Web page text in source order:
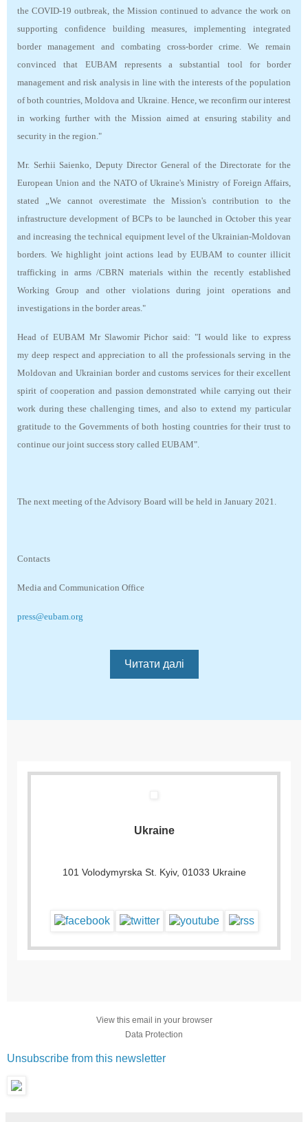
the COVID-19 outbreak, the Mission continued to advance the work on
supporting confidence building measures, implementing integrated
border management and combating cross-border crime. We remain
convinced that EUBAM represents a substantial tool for border
management and risk analysis in line with the interests of the population
of both countries, Moldova and Ukraine. Hence, we reconfirm our interest
in working further with the Mission aimed at ensuring stability and
security in the region."
Mr. Serhii Saienko, Deputy Director General of the Directorate for the
European Union and the NATO of Ukraine's Ministry of Foreign Affairs,
stated „We cannot overestimate the Mission's contribution to the
infrastructure development of BCPs to be launched in October this year
and increasing the technical equipment level of the Ukrainian-Moldovan
borders. We highlight joint actions lead by EUBAM to counter illicit
trafficking in arms /CBRN materials within the recently established
Working Group and other violations during joint operations and
investigations in the border areas."
Head of EUBAM Mr Slawomir Pichor said: "I would like to express
my deep respect and appreciation to all the professionals serving in the
Moldovan and Ukrainian border and customs services for their excellent
spirit of cooperation and passion demonstrated while carrying out their
work during these challenging times, and also to extend my particular
gratitude to the Governments of both hosting countries for their trust to
continue our joint success story called EUBAM".
The next meeting of the Advisory Board will be held in January 2021.
Contacts
Media and Communication Office
press@eubam.org
Читати далі
Ukraine
101 Volodymyrska St. Kyiv, 01033 Ukraine
View this email in your browser
Data Protection
Unsubscribe from this newsletter